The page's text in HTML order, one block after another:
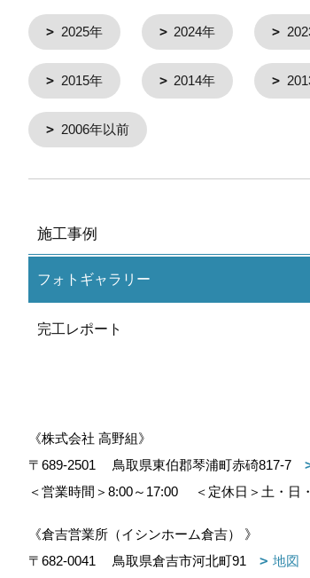
2025年 2024年
2015年 2014年
2006年以前
施工事例
フォトギャラリー
完工レポート
《株式会社 高野組》
〒689-2501
鳥取県東伯郡琴浦町赤碕817-7
＜営業時間＞8:00～17:00
＜定休日＞土・日
《倉吉営業所（イシンホーム倉吉） 》
〒682-0041
鳥取県倉吉市河北町91 地図